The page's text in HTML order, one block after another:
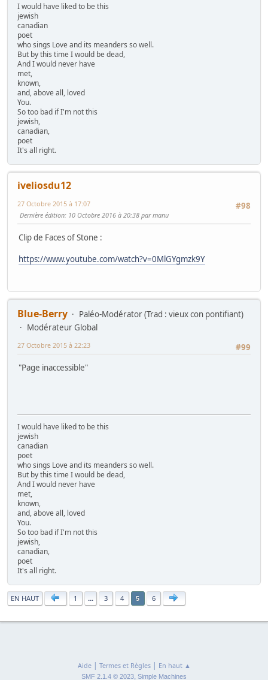
I would have liked to be this
jewish
canadian
poet
who sings Love and its meanders so well.
But by this time I would be dead,
And I would never have
met,
known,
and, above all, loved
You.
So too bad if I'm not this
jewish,
canadian,
poet
It's all right.
iveliosdu12
#98
27 Octobre 2015 à 17:07
Dernière édition: 10 Octobre 2016 à 20:38 par manu
Clip de Faces of Stone :
https://www.youtube.com/watch?v=0MlGYgmzk9Y
Blue-Berry
Paléo-Modérator (Trad : vieux con pontifiant)
Modérateur Global
#99
27 Octobre 2015 à 22:23
"Page inaccessible"
I would have liked to be this
jewish
canadian
poet
who sings Love and its meanders so well.
But by this time I would be dead,
And I would never have
met,
known,
and, above all, loved
You.
So too bad if I'm not this
jewish,
canadian,
poet
It's all right.
|
EN HAUT 1 ... 3 4 5 6
Aide| Termes et Règles| En haut ▲
SMF 2.1.4 © 2023, Simple Machines